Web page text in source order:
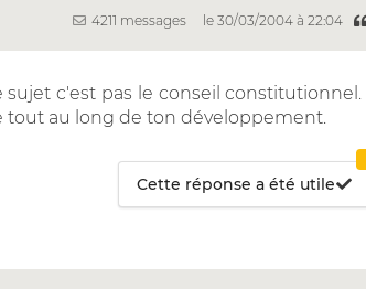
4211 messages le 30/03/2004 à 22:04
c'est pas le conseil constitutionnel.
tout au long de ton développement.
Cette réponse a été utile